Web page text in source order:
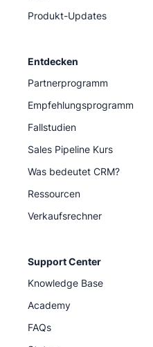
Produkt-Updates
Entdecken
Partnerprogramm
Empfehlungsprogramm
Fallstudien
Sales Pipeline Kurs
Was bedeutet CRM?
Ressourcen
Verkaufsrechner
Support Center
Knowledge Base
Academy
FAQs